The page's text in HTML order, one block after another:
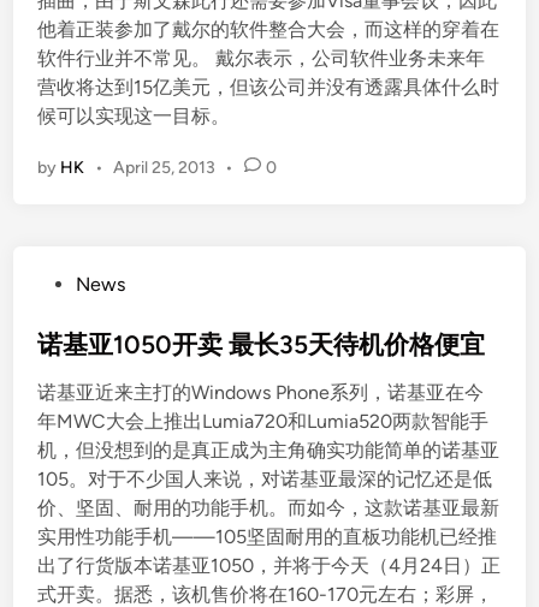
他着正装参加了戴尔的软件整合大会，而这样的穿着在
软件行业并不常见。 戴尔表示，公司软件业务未来年
营收将达到15亿美元，但该公司并没有透露具体什么时
候可以实现这一目标。
by HK • April 25, 2013 • 0
s
e
d
i
n
News
诺基亚1050开卖 最长35天待机价格便宜
诺基亚近来主打的Windows Phone系列，诺基亚在今
年MWC大会上推出Lumia720和Lumia520两款智能手
机，但没想到的是真正成为主角确实功能简单的诺基亚
105。对于不少国人来说，对诺基亚最深的记忆还是低
价、坚固、耐用的功能手机。而如今，这款诺基亚最新
实用性功能手机——105坚固耐用的直板功能机已经推
出了行货版本诺基亚1050，并将于今天（4月24日）正
式开卖。据悉，该机售价将在160-170元左右；彩屏，